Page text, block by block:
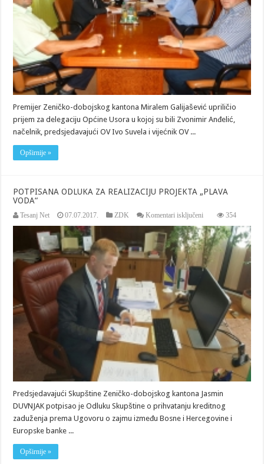
Premijer Zeničko-dobojskog kantona Miralem Galijašević upriličio
prijem za delegaciju Općine Usora u kojoj su bili Zvonimir Anđelić,
načelnik, predsjedavajući OV Ivo Suvela i vijećnik OV ...
Opširnije »
POTPISANA ODLUKA ZA REALIZACIJU PROJEKTA „PLAVA
VODA“
Tesanj Net 07.07.2017. ZDK Komentari isključeni
ODLUKA
ZA
REALIZACIJU
PROJEKTA
„PLAVA
VODA“
354
Predsjedavajući Skupštine Zeničko-dobojskog kantona Jasmin
DUVNJAK potpisao je Odluku Skupštine o prihvatanju kreditnog
zaduženja prema Ugovoru o zajmu između Bosne i Hercegovine i
Europske banke ...
Opširnije »